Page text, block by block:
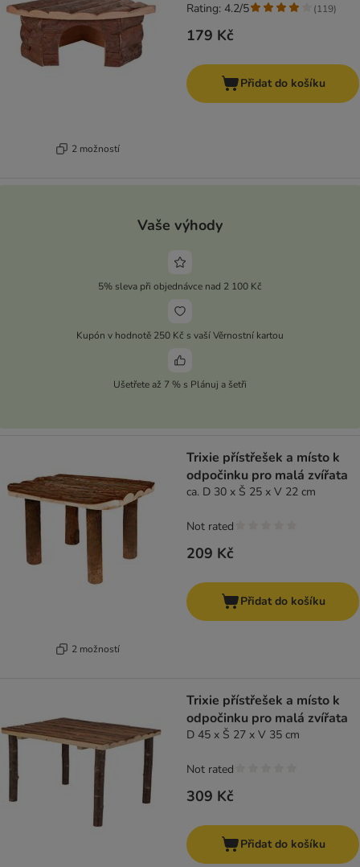
2 možností
179 Kč
Rating: 4.2/5 (119)
Přidat do košíku
Vaše výhody
5% sleva při objednávce nad 2 100 Kč
Kupón v hodnotě 250 Kč s vaší Věrnostní kartou
Ušetřete až 7 % s Plánuj a šetři
2 možností
Trixie přístřešek a místo k
odpočinku pro malá zvířata
ca. D 30 x Š 25 x V 22 cm
209 Kč
Not rated
Přidat do košíku
Trixie přístřešek a místo k
odpočinku pro malá zvířata
D 45 x Š 27 x V 35 cm
309 Kč
Not rated
Přidat do košíku